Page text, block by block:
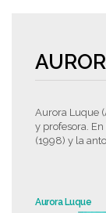
Aurora Luque
y profesora.
(1998) y la
Aurora Luque